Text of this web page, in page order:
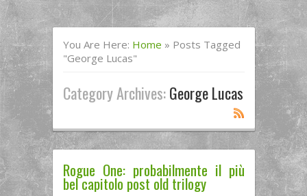
You Are Here: Home » Posts Tagged
"george Lucas"
Category Archives:George Lucas
Rogue One: probabilmente il più
bel capitolo post old trilogy